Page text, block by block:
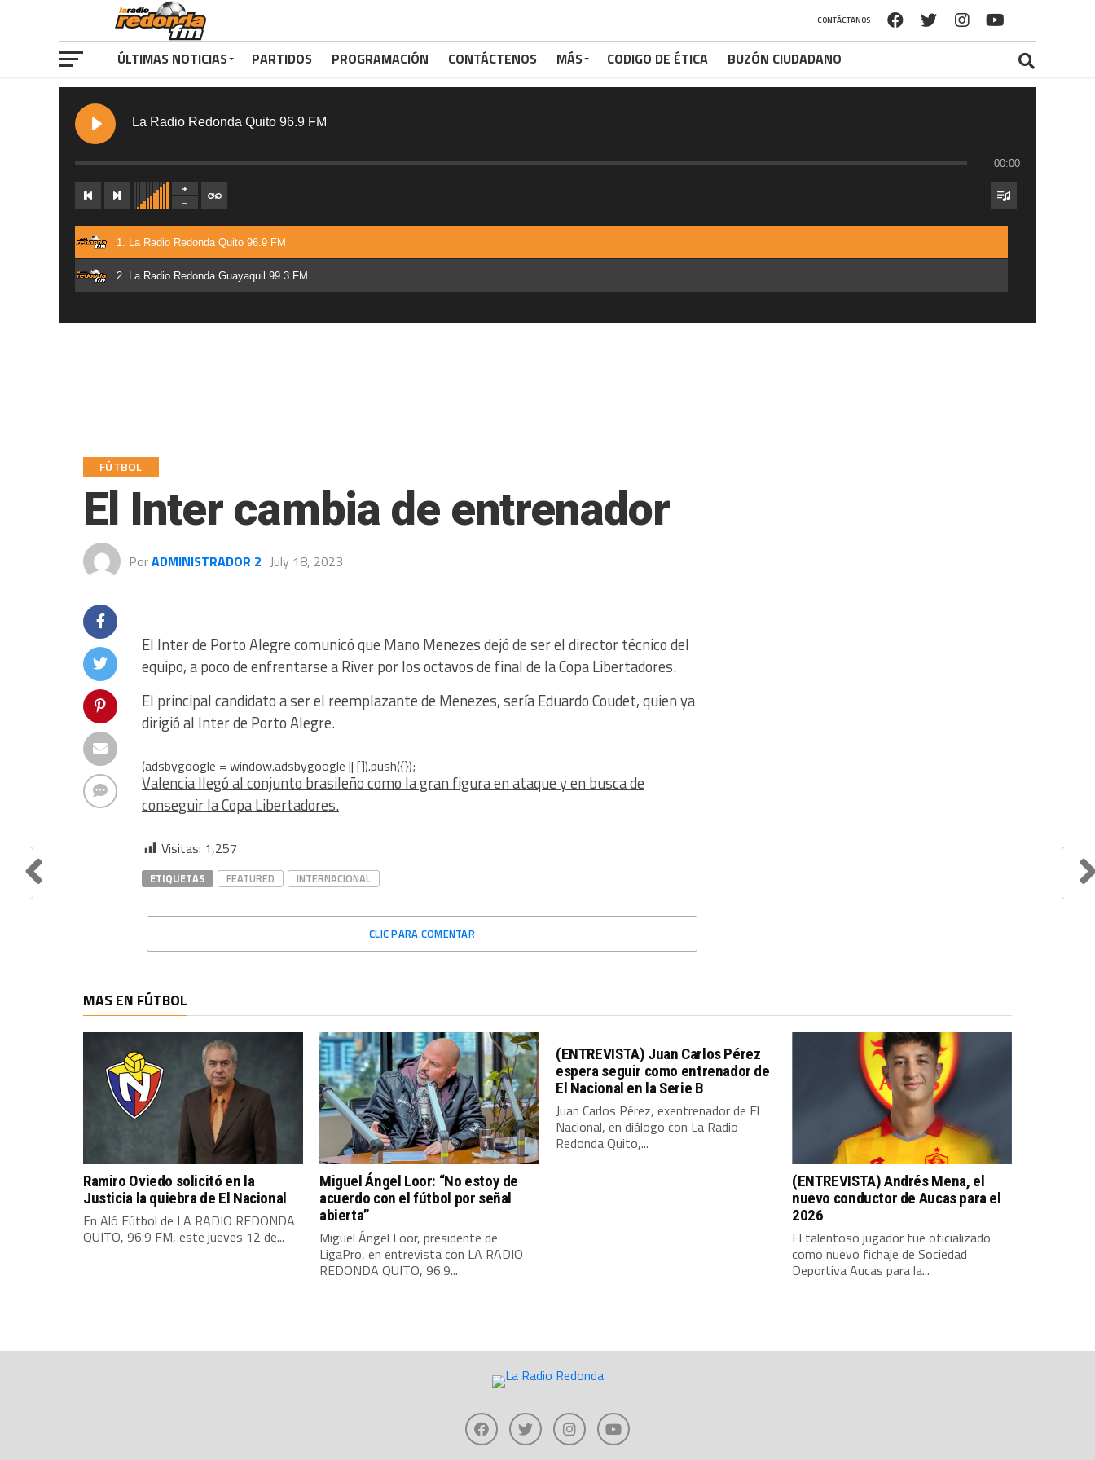
La Radio Redonda Quito 96.9 FM
00:00
1. La Radio Redonda Quito 96.9 FM
2. La Radio Redonda Guayaquil 99.3 FM
CONTÁCTANOS
ÚLTIMAS NOTICIAS PARTIDOS PROGRAMACIÓN CONTÁCTENOS MÁS CODIGO DE ÉTICA BUZÓN CIUDADANO
FÚTBOL
El Inter cambia de entrenador
PorADMINISTRADOR 2 July 18, 2023
El Inter de Porto Alegre comunicó que Mano Menezes dejó de ser el director técnico del
equipo, a poco de enfrentarse a River por los octavos de final de la Copa Libertadores.
El principal candidato a ser el reemplazante de Menezes, sería Eduardo Coudet, quien ya
dirigió al Inter de Porto Alegre.
(adsbygoogle = window.adsbygoogle || []).push({});
Valencia llegó al conjunto brasileño como la gran figura en ataque y en busca de
conseguir la Copa Libertadores.
Visitas: 1,257
ETIQUETAS FEATURED INTERNACIONAL
CLIC PARA COMENTAR
MAS EN FÚTBOL
Ramiro Oviedo solicitó en la
Justicia la quiebra de El Nacional
En Aló Fútbol de LA RADIO REDONDA
QUITO, 96.9 FM, este jueves 12 de...
Miguel Ángel Loor: “No estoy de
acuerdo con el fútbol por señal
abierta”
Miguel Ángel Loor, presidente de
LigaPro, en entrevista con LA RADIO
REDONDA QUITO, 96.9...
(ENTREVISTA) Juan Carlos Pérez
espera seguir como entrenador de
El Nacional en la Serie B
Juan Carlos Pérez, exentrenador de El
Nacional, en diálogo con La Radio
Redonda Quito,...
(ENTREVISTA) Andrés Mena, el
nuevo conductor de Aucas para el
2026
El talentoso jugador fue oficializado
como nuevo fichaje de Sociedad
Deportiva Aucas para la...